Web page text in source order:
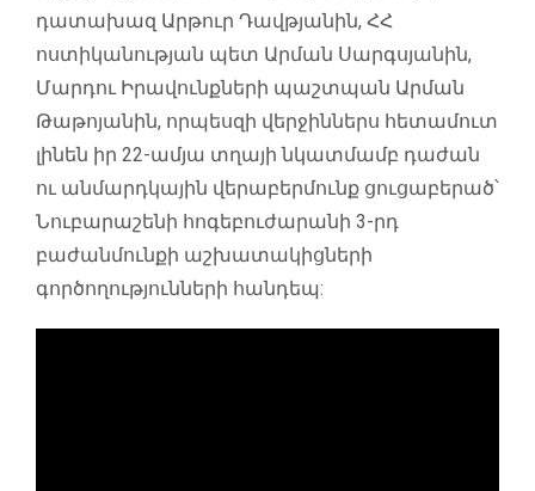
դատախազ Արթուր Դավթյանին, ՀՀ
ոստիկանության պետ Արման Սարգսյանին,
Մարդու Իրավունքների պաշտպան Արման
Թաթոյանին, որպեսզի վերջիններս հետամուտ
լինեն իր 22-ամյա տղայի նկատմամբ դաժան
ու անմարդկային վերաբերմունք ցուցաբերած՝
Նուբարաշենի հոգեբուժարանի 3-րդ
բաժանմունքի աշխատակիցների
գործողությունների հանդեպ: